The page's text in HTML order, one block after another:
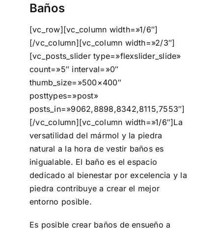
Baños
[vc_row][vc_column width=»1/6″]
[/vc_column][vc_column width=»2/3″]
[vc_posts_slider type=»flexslider_slide»
count=»5″ interval=»0″
thumb_size=»500×400″
posttypes=»post»
posts_in=»9062,8898,8342,8115,7553″]
[/vc_column][vc_column width=»1/6″]La
versatilidad del mármol y la piedra
natural a la hora de vestir baños es
inigualable. El baño es el espacio
dedicado al bienestar por excelencia y la
piedra contribuye a crear el mejor
entorno posible.
Es posible crear baños de ensueño a